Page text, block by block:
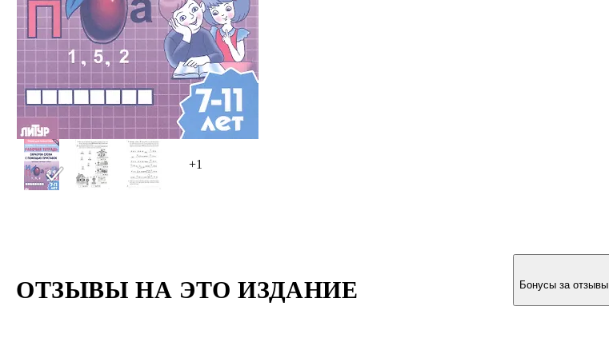
+1
ОТЗЫВЫ НА ЭТО ИЗДАНИЕ Бонусы за отзывы